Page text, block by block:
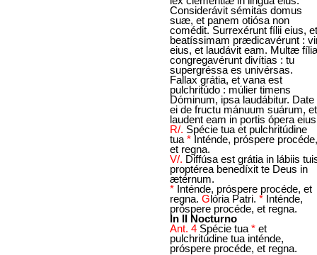
Considerávit sémitas domus
suæ, et panem otiósa non
comédit. Surrexérunt fílii eius, et
beatíssimam prædicavérunt :
eius, et laudávit eam. Multæ
congregavérunt divítias : tu
supergréssa es univérsas.
Fallax grátia, et vana est
pulchritúdo : múlier timens
Dóminum, ipsa laudábitur. Date
ei de fructu mánuum suárum, et
laudent eam in portis ópera
R/. Spécie tua et pulchritúdine
tua * Inténde, próspere procéde,
et regna.
V/. Diffúsa est grátia in lábiis
proptérea benedíxit te Deus in
ætérnum.
* Inténde, próspere procéde, et
regna. Glória Patri. * Inténde,
próspere procéde, et regna.
In II Nocturno
Ant. 4 Spécie tua * et
pulchritúdine tua inténde,
próspere procéde, et regna.